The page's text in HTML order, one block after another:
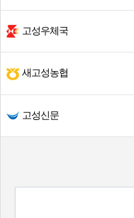
고성우체국
새고성농협
고성신문